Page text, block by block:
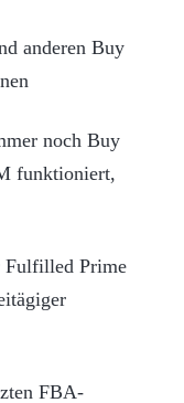
anderen Buy
noch Buy
funktioniert,
Fulfilled Prime
FBA-